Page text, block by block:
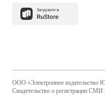
ООО «Электронное издательство
Свидетельство о регистрации СМИ